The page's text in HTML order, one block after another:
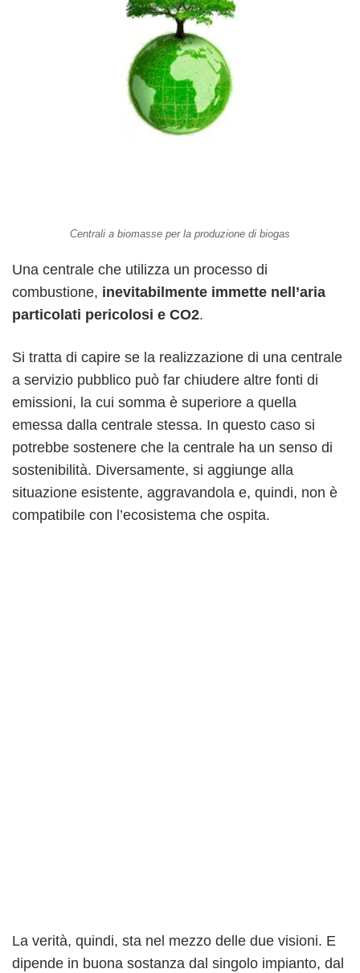
Centrali a biomasse per la produzione di biogas
Una centrale che utilizza un processo di
combustione, inevitabilmente immette nell’aria
particolati pericolosi e CO2.
Si tratta di capire se la realizzazione di una centrale
a servizio pubblico può far chiudere altre fonti di
emissioni, la cui somma è superiore a quella
emessa dalla centrale stessa. In questo caso si
potrebbe sostenere che la centrale ha un senso di
sostenibilità. Diversamente, si aggiunge alla
situazione esistente, aggravandola e, quindi, non è
compatibile con l’ecosistema che ospita.
La verità, quindi, sta nel mezzo delle due visioni. E
dipende in buona sostanza dal singolo impianto, dal